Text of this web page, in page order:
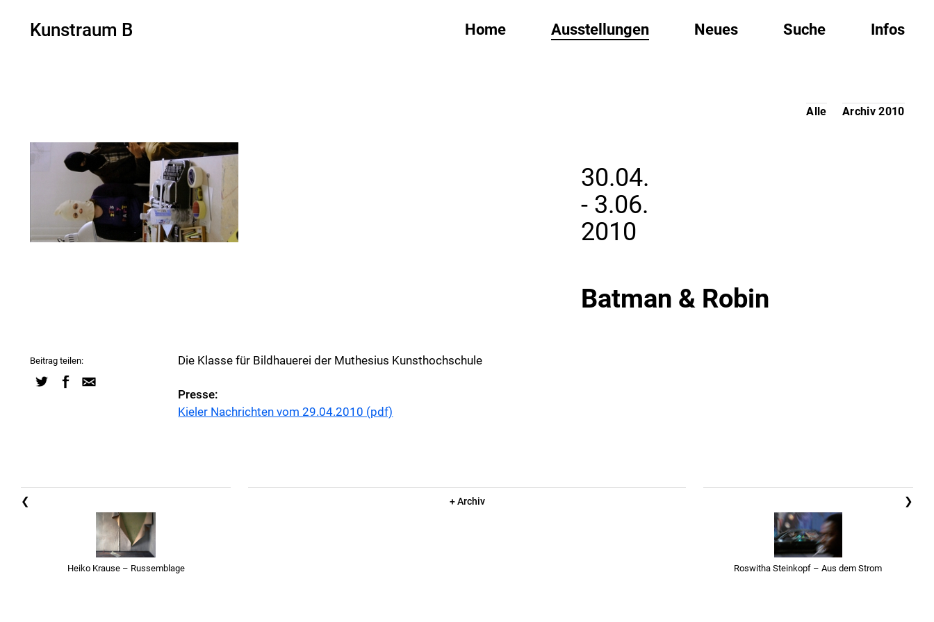
Kunstraum B Home Ausstellungen Neues Suche Infos
Alle Archiv 2010
30.04.
- 3.06.
2010
Batman & Robin
Die Klasse für Bildhauerei der Muthesius Kunsthochschule
Presse:
Kieler Nachrichten vom 29.04.2010 (pdf)
Beitrag teilen:
❮
Heiko Krause – Russemblage
+ Archiv ❯
Roswitha Steinkopf – Aus dem Strom